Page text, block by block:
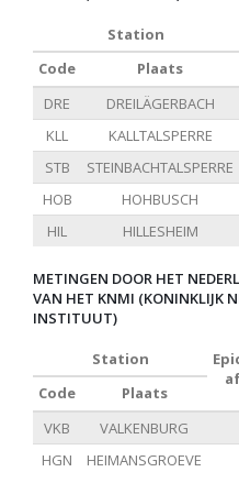
Station
Code
Plaats
DRE
DREILÄGERBACH
KLL
KALLTALSPERRE
STB
STEINBACHTALSPERRE
HOB
HOHBUSCH
HIL
HILLESHEIM
METINGEN DOOR HET
VAN HET KNMI (KONINKLIJK
INSTITUUT)
Station
Code
Plaats
VKB
VALKENBURG
HGN
HEIMANSGROEVE